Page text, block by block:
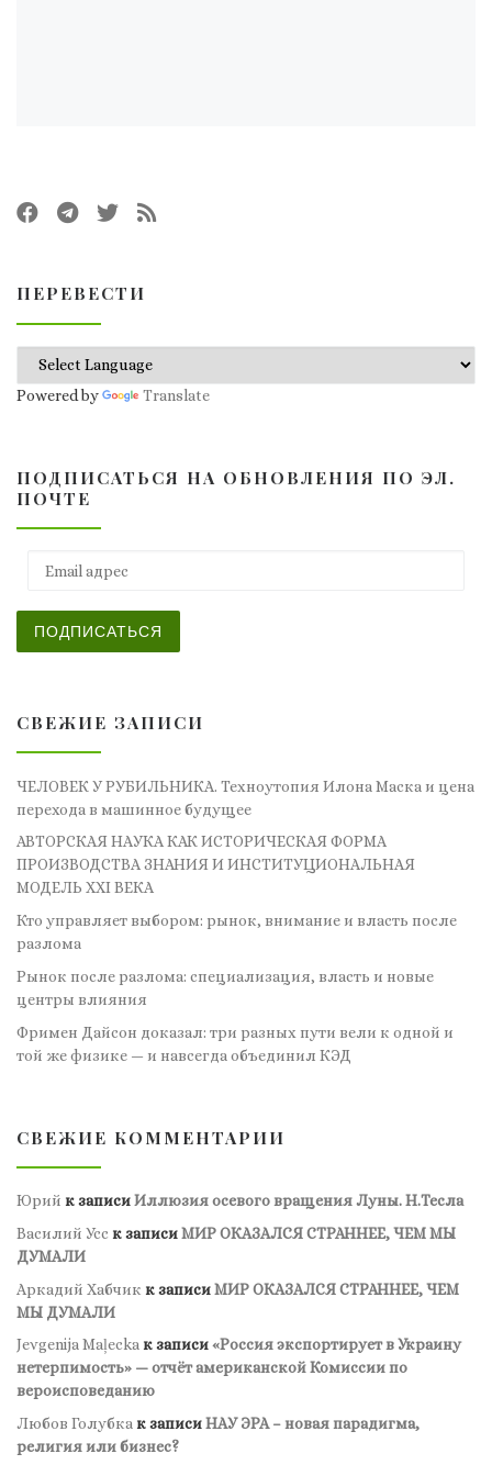
ПЕРЕВЕСТИ
Powered by Translate
ПОДПИСАТЬСЯ НА ОБНОВЛЕНИЯ ПО ЭЛ.
ПОЧТЕ
ПОДПИСАТЬСЯ
СВЕЖИЕ ЗАПИСИ
ЧЕЛОВЕК У РУБИЛЬНИКА. Техноутопия Илона Маска и цена
перехода в машинное будущее
АВТОРСКАЯ НАУКА КАК ИСТОРИЧЕСКАЯ ФОРМА
ПРОИЗВОДСТВА ЗНАНИЯ И ИНСТИТУЦИОНАЛЬНАЯ
МОДЕЛЬ XXI ВЕКА
Кто управляет выбором: рынок, внимание и власть после
разлома
Рынок после разлома: специализация, власть и новые
центры влияния
Фримен Дайсон доказал: три разных пути вели к одной и
той же физике — и навсегда объединил КЭД
СВЕЖИЕ КОММЕНТАРИИ
Юрий к записиИллюзия осевого вращения Луны. Н.Тесла
Василий Усс к записиМИР ОКАЗАЛСЯ СТРАННЕЕ, ЧЕМ МЫ
ДУМАЛИ
Аркадий Хабчик к записиМИР ОКАЗАЛСЯ СТРАННЕЕ, ЧЕМ
МЫ ДУМАЛИ
Jevgenija Maļeckaк записи«Россия экспортирует в Украину
нетерпимость» — отчёт американской Комиссии по
вероисповеданию
Любов Голубка к записиНАУ ЭРА – новая парадигма,
религия или бизнес?